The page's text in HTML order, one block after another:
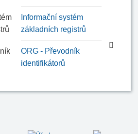
Informační systém
základních registrů
ORG - Převodník
identifikátorů